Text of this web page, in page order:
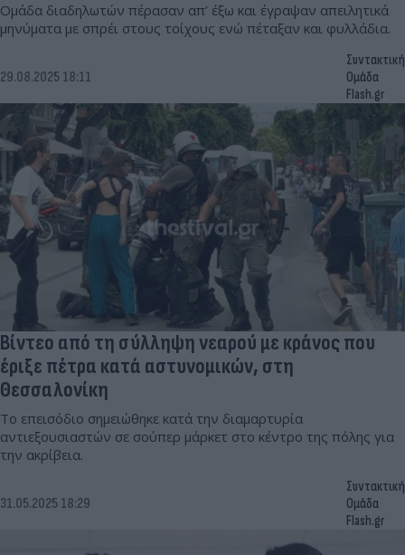
Ομάδα διαδηλωτών πέρασαν απ’ έξω και έγραψαν απειλητικά
μηνύματα με σπρέι στους τοίχους ενώ πέταξαν και φυλλάδια.
29.08.2025 18:11
Συντακτική
Ομάδα
Flash.gr
Βίντεο από τη σύλληψη νεαρού με κράνος που
έριξε πέτρα κατά αστυνομικών, στη
Θεσσαλονίκη
Το επεισόδιο σημειώθηκε κατά την διαμαρτυρία
αντιεξουσιαστών σε σούπερ μάρκετ στο κέντρο της πόλης για
την ακρίβεια.
31.05.2025 18:29
Συντακτική
Ομάδα
Flash.gr